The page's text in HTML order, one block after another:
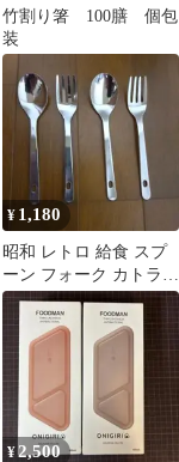
竹割り箸 100膳 個包
装
¥ 1,180
昭和 レトロ 給食 スプ
ーン フォーク カトラリ
ー セット 4本 NITCHO
¥2,500